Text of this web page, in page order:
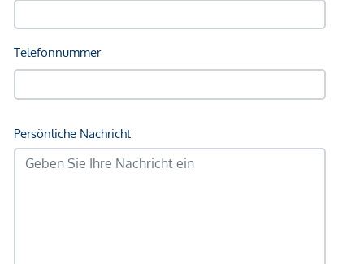
Immobilienunternehmen angeboten. Allfällige aus dem
Vertragsabschluss resultierende Rechte sind ausschließlich
gegenüber dem anbietenden Immobilienunternehmen
unverbindliche Vorabinformationen sind und daher ohne
Gewähr erfolgen. Der Vermittler ist als Doppelmakler tätig.